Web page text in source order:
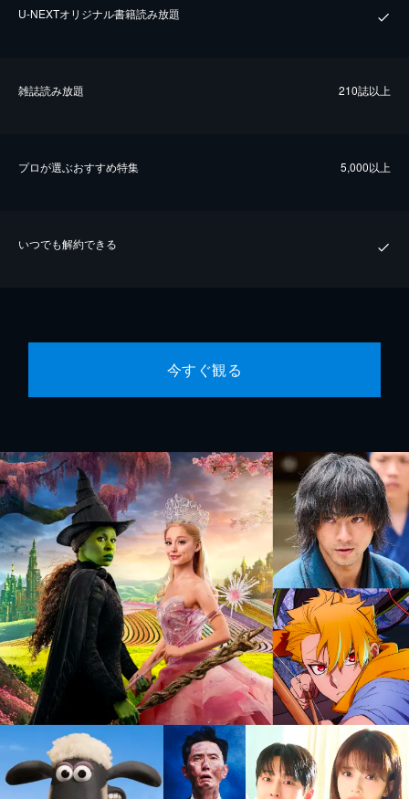
U-NEXTオリジナル書籍読み放題
雑誌読み放題 210誌以上
プロが選ぶおすすめ特集 5,000以上
いつでも解約できる
今すぐ観る